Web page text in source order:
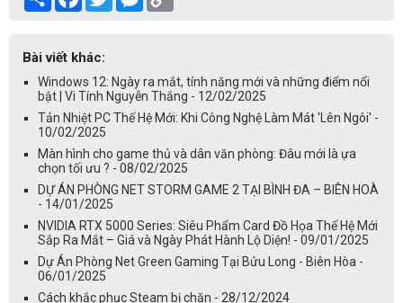
Bài viết khác:
Windows 12: Ngày ra mắt, tính năng mới và những điểm nổi
bật | Vi Tính Nguyễn Thắng - 12/02/2025
Tản Nhiệt PC Thế Hệ Mới: Khi Công Nghệ Làm Mát 'Lên Ngôi' -
10/02/2025
Màn hình cho game thủ và dân văn phòng: Đâu mới là ựa
chọn tối ưu ? - 08/02/2025
DỰ ÁN PHÒNG NET STORM GAME 2 TẠI BÌNH ĐA – BIÊN HOÀ
- 14/01/2025
NVIDIA RTX 5000 Series: Siêu Phẩm Card Đồ Họa Thế Hệ Mới
Sắp Ra Mắt – Giá và Ngày Phát Hành Lộ Diện! - 09/01/2025
Dự Án Phòng Net Green Gaming Tại Bửu Long - Biên Hòa -
06/01/2025
Cách khắc phục Steam bị chặn - 28/12/2024